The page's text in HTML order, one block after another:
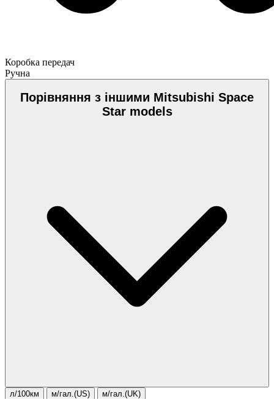
Коробка передач
Ручна
Порівняння з іншими Mitsubishi Space
Star models
л/100км м/гал.(US) м/гал.(UK)